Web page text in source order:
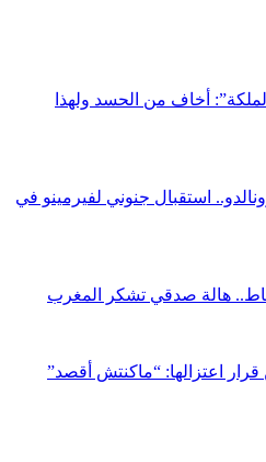
أخاف من الحسد ولهذا
استقبال جنوني لفيرمينو في
هالة صدقي تشكر المغرب
اعتزالها: “ماكنتش أقصد”